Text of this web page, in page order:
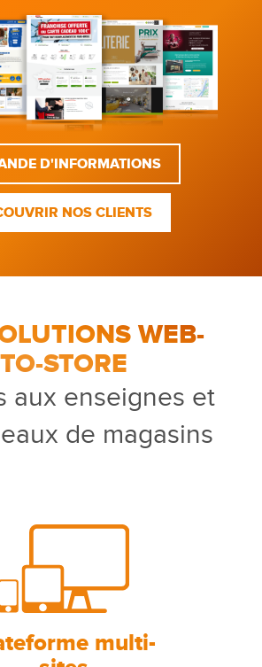
D'INFORMATIONS
NOS CLIENTS
WEB-
TO-STORE
aux enseignes et
de magasins
multi-